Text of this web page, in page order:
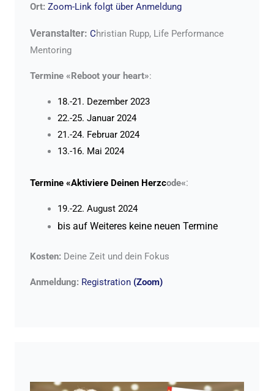
Ort: Zoom-Link folgt über Anmeldung
Veranstalter: Christian Rupp, Life Performance
Mentoring
Termine «Reboot your heart»:
18.-21. Dezember 2023
22.-25. Januar 2024
21.-24. Februar 2024
13.-16. Mai 2024
Termine «Aktiviere Deinen Herzcode«:
19.-22. August 2024
bis auf Weiteres keine neuen Termine
Kosten: Deine Zeit und dein Fokus
Anmeldung: Registration (Zoom)